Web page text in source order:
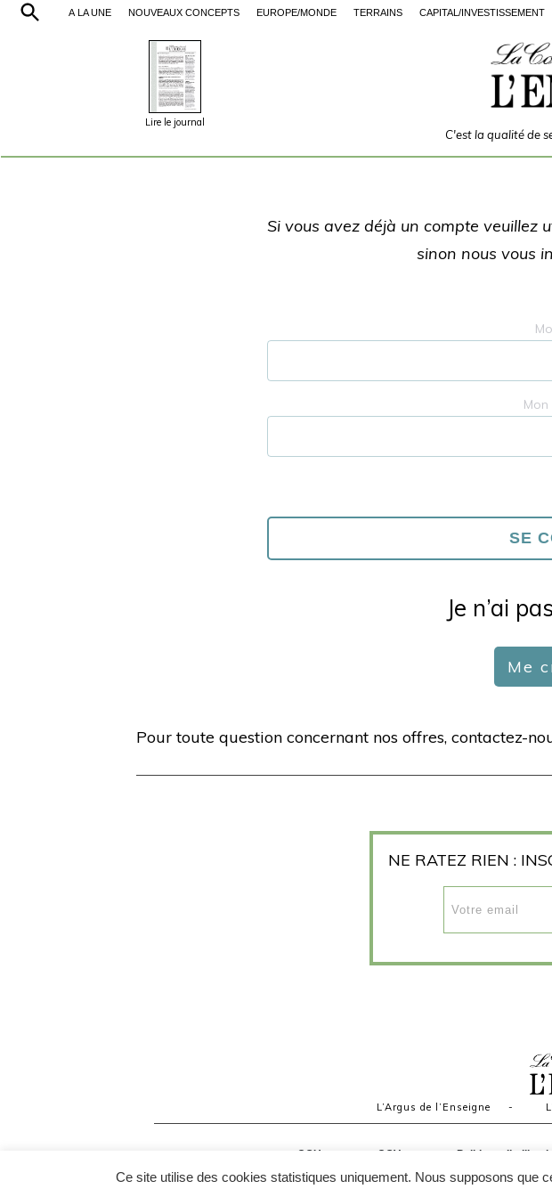
À LA UNE NOUVEAUX CONCEPTS EUROPE/MONDE TERRAINS CAPITAL/INVESTISSEMENT
Lire le journal
C'est la qualité de
Si vous avez déjà un compte veuillez
sinon nous vous
Je n’ai
Me
Pour toute question concernant nos offres, contactez-
NE RATEZ RIEN :
L’Argus de l’Enseigne -
CGU CGV Politique
Ce site utilise des cookies statistiques uniquement. Nous supposons que